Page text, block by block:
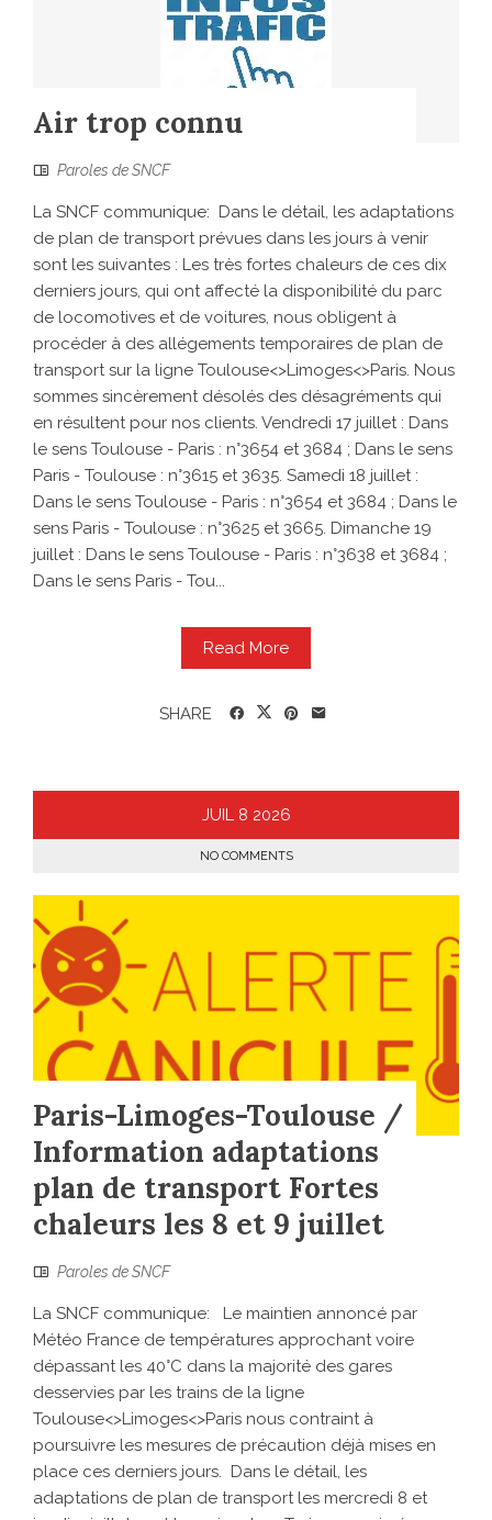
Air trop connu
Paroles de SNCF
La SNCF communique: Dans le détail, les adaptations
de plan de transport prévues dans les jours à venir
sont les suivantes : Les très fortes chaleurs de ces dix
derniers jours, qui ont affecté la disponibilité du parc
de locomotives et de voitures, nous obligent à
procéder à des allégements temporaires de plan de
transport sur la ligne Toulouse<>Limoges<>Paris. Nous
sommes sincèrement désolés des désagréments qui
en résultent pour nos clients. Vendredi 17 juillet : Dans
le sens Toulouse - Paris : n°3654 et 3684 ; Dans le sens
Paris - Toulouse : n°3615 et 3635. Samedi 18 juillet :
Dans le sens Toulouse - Paris : n°3654 et 3684 ; Dans le
sens Paris - Toulouse : n°3625 et 3665. Dimanche 19
juillet : Dans le sens Toulouse - Paris : n°3638 et 3684 ;
Dans le sens Paris - Tou...
Read More
SHARE
JUIL 8 2026
NO COMMENTS
Paris-Limoges-Toulouse /
Information adaptations
plan de transport Fortes
chaleurs les 8 et 9 juillet
Paroles de SNCF
La SNCF communique: Le maintien annoncé par
Météo France de températures approchant voire
dépassant les 40°C dans la majorité des gares
desservies par les trains de la ligne
Toulouse<>Limoges<>Paris nous contraint à
poursuivre les mesures de précaution déjà mises en
place ces derniers jours. Dans le détail, les
adaptations de plan de transport les mercredi 8 et